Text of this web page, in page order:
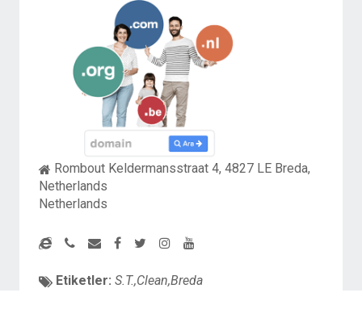
Rombout Keldermansstraat 4, 4827 LE Breda,
Netherlands
Netherlands
Etiketler: S.T.,Clean,Breda